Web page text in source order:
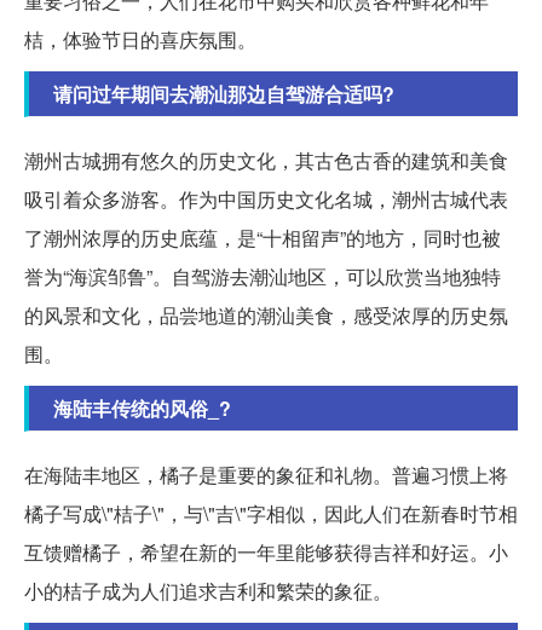
桔，体验节日的喜庆氛围。
请问过年期间去潮汕那边自驾游合适吗?
潮州古城拥有悠久的历史文化，其古色古香的建筑和美食
吸引着众多游客。作为中国历史文化名城，潮州古城代表
了潮州浓厚的历史底蕴，是“十相留声”的地方，同时也被
誉为“海滨邹鲁”。自驾游去潮汕地区，可以欣赏当地独特
的风景和文化，品尝地道的潮汕美食，感受浓厚的历史氛
围。
海陆丰传统的风俗_?
在海陆丰地区，橘子是重要的象征和礼物。普遍习惯上将
橘子写成\"桔子\"，与\"吉\"字相似，因此人们在新春时节相
互馈赠橘子，希望在新的一年里能够获得吉祥和好运。小
小的桔子成为人们追求吉利和繁荣的象征。